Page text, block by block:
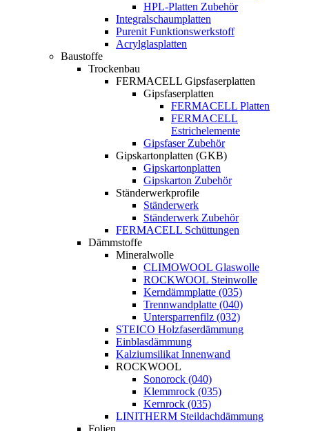
HPL-Platten Zubehör
Integralschaumplatten
Purenit Funktionswerkstoff
Acrylglasplatten
Baustoffe
Trockenbau
FERMACELL Gipsfaserplatten
Gipsfaserplatten
FERMACELL Platten
FERMACELL
Estrichelemente
Gipsfaser Zubehör
Gipskartonplatten (GKB)
Gipskartonplatten
Gipskarton Zubehör
Ständerwerkprofile
Ständerwerk
Ständerwerk Zubehör
FERMACELL Schüttungen
Dämmstoffe
Mineralwolle
CLIMOWOOL Glaswolle
ROCKWOOL Steinwolle
Kerndämmplatte (035)
Trennwandplatte (040)
Untersparrenfilz (032)
STEICO Holzfaserdämmung
Einblasdämmung
Kalziumsilikat Innenwand
ROCKWOOL
Sonorock (040)
Klemmrock (035)
Kernrock (035)
LINITHERM Steildachdämmung
Folien